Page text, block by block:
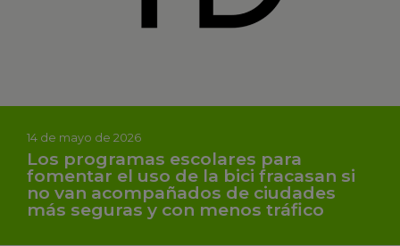
14 de mayo de 2026
Los programas escolares para
fomentar el uso de la bici fracasan si
no van acompañados de ciudades
más seguras y con menos tráfico